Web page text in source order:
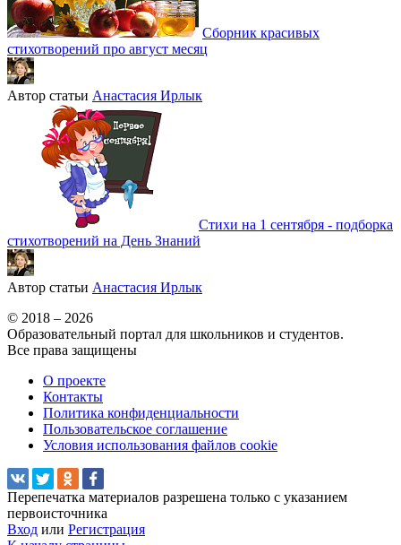
Сборник красивых
стихотворений про август месяц
Автор статьи Анастасия Ирлык
Стихи на 1 сентября - подборка
стихотворений на День Знаний
Автор статьи Анастасия Ирлык
© 2018 – 2026
Образовательный портал для школьников и студентов.
Все права защищены
О проекте
Контакты
Политика конфиденциальности
Пользовательское соглашение
Условия использования файлов cookie
Перепечатка материалов разрешена только с указанием
первоисточника
Вход или Регистрация